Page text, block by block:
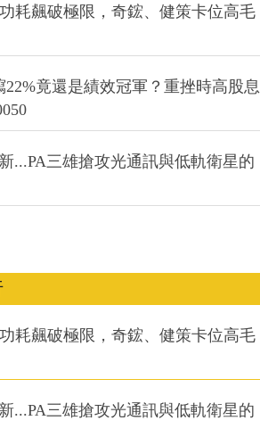
耗飆破極限，奇鋐、健策卡位高毛
竟還是績效冠軍？重挫時高股息
...PA三雄搶攻光通訊與低軌衛星的
耗飆破極限，奇鋐、健策卡位高毛
...PA三雄搶攻光通訊與低軌衛星的